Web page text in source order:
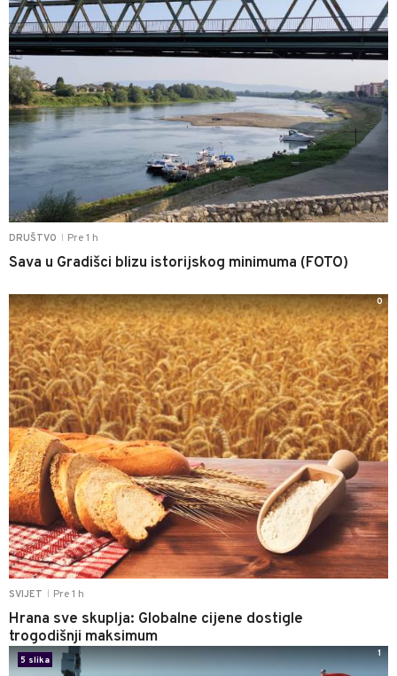
DRUŠTVO Pre 1 h
Sava u Gradišci blizu istorijskog minimuma (FOTO)
SVIJET Pre 1 h
Hrana sve skuplja: Globalne cijene dostigle
trogodišnji maksimum
0
5 slika
1